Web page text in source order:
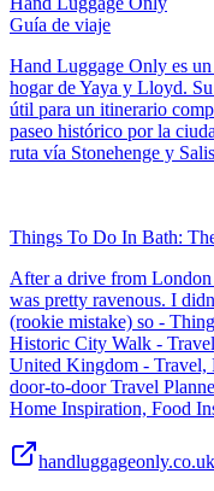
Guía de viaje
Hand Luggage Only es
hogar de Yaya y Lloyd.
útil para un itinerario
paseo histórico por la
ruta vía Stonehenge y
Things To Do In Bath:
After a drive from
was pretty ravenous. I
(rookie mistake) so -
Historic City Walk -
United Kingdom - Travel,
door-to-door Travel
Home Inspiration, Food